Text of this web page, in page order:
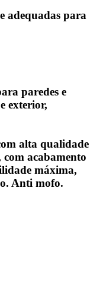
adequadas para
paredes e
exterior,
alta qualidade
acabamento
máxima,
Anti mofo.